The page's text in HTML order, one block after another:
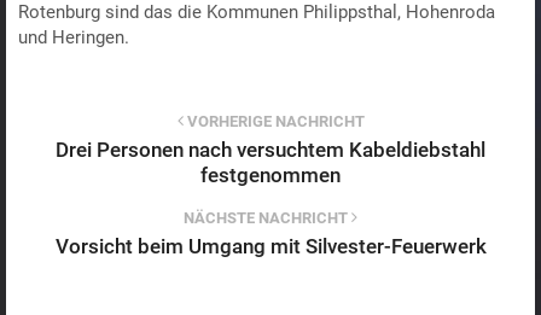
Rotenburg sind das die Kommunen Philippsthal, Hohenroda
und Heringen.
VORHERIGE NACHRICHT
Drei Personen nach versuchtem Kabeldiebstahl
festgenommen
NÄCHSTE NACHRICHT
Vorsicht beim Umgang mit Silvester-Feuerwerk